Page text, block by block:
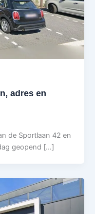
adres en
de Sportlaan 42 en
geopend […]